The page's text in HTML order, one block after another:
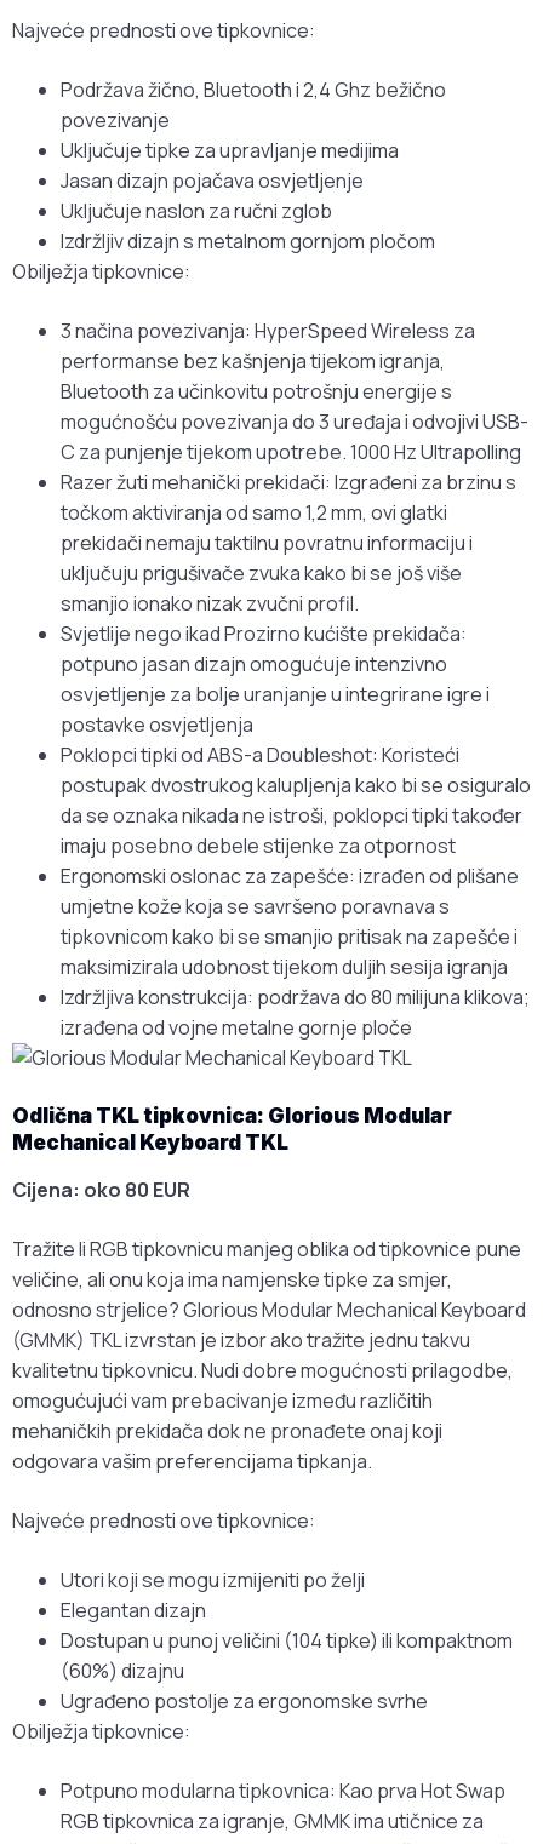
Najveće prednosti ove tipkovnice:
Podržava žično, Bluetooth i 2,4 Ghz bežično
povezivanje
Uključuje tipke za upravljanje medijima
Jasan dizajn pojačava osvjetljenje
Uključuje naslon za ručni zglob
Izdržljiv dizajn s metalnom gornjom pločom
Obilježja tipkovnice:
3 načina povezivanja: HyperSpeed Wireless za
performanse bez kašnjenja tijekom igranja,
Bluetooth za učinkovitu potrošnju energije s
mogućnošću povezivanja do 3 uređaja i odvojivi USB-
C za punjenje tijekom upotrebe. 1000 Hz Ultrapolling
Razer žuti mehanički prekidači: Izgrađeni za brzinu s
točkom aktiviranja od samo 1,2 mm, ovi glatki
prekidači nemaju taktilnu povratnu informaciju i
uključuju prigušivače zvuka kako bi se još više
smanjio ionako nizak zvučni profil.
Svjetlije nego ikad Prozirno kućište prekidača:
potpuno jasan dizajn omogućuje intenzivno
osvjetljenje za bolje uranjanje u integrirane igre i
postavke osvjetljenja
Poklopci tipki od ABS-a Doubleshot: Koristeći
postupak dvostrukog kalupljenja kako bi se osiguralo
da se oznaka nikada ne istroši, poklopci tipki također
imaju posebno debele stijenke za otpornost
Ergonomski oslonac za zapešće: izrađen od plišane
umjetne kože koja se savršeno poravnava s
tipkovnicom kako bi se smanjio pritisak na zapešće i
maksimizirala udobnost tijekom duljih sesija igranja
Izdržljiva konstrukcija: podržava do 80 milijuna klikova;
izrađena od vojne metalne gornje ploče
Odlična TKL tipkovnica: Glorious Modular
Mechanical Keyboard TKL
Cijena: oko 80 EUR
Tražite li RGB tipkovnicu manjeg oblika od tipkovnice pune
veličine, ali onu koja ima namjenske tipke za smjer,
odnosno strjelice? Glorious Modular Mechanical Keyboard
(GMMK) TKL izvrstan je izbor ako tražite jednu takvu
kvalitetnu tipkovnicu. Nudi dobre mogućnosti prilagodbe,
omogućujući vam prebacivanje između različitih
mehaničkih prekidača dok ne pronađete onaj koji
odgovara vašim preferencijama tipkanja.
Najveće prednosti ove tipkovnice:
Utori koji se mogu izmijeniti po želji
Elegantan dizajn
Dostupan u punoj veličini (104 tipke) ili kompaktnom
(60%) dizajnu
Ugrađeno postolje za ergonomske svrhe
Obilježja tipkovnice:
Potpuno modularna tipkovnica: Kao prva Hot Swap
RGB tipkovnica za igranje, GMMK ima utičnice za